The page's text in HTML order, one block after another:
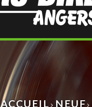
ACCUEIL NEUF